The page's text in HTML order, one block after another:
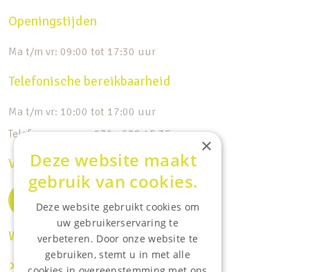
Openingstijden
Ma t/m vr: 09:00 tot 17:30 uur
Telefonische bereikbaarheid
Ma t/m vr: 10:00 tot 17:00 uur
Telefoonnummer: 030 - 688 45 35
Volg ons op de socials
Waar wij o.a actief zijn:
Makelaar IJsselstein
×
Deze website maakt
gebruik van cookies.
Deze website gebruikt cookies om
uw gebruikerservaring te
verbeteren. Door onze website te
gebruiken, stemt u in met alle